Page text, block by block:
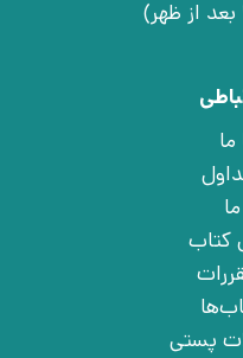
کتاب
پستی